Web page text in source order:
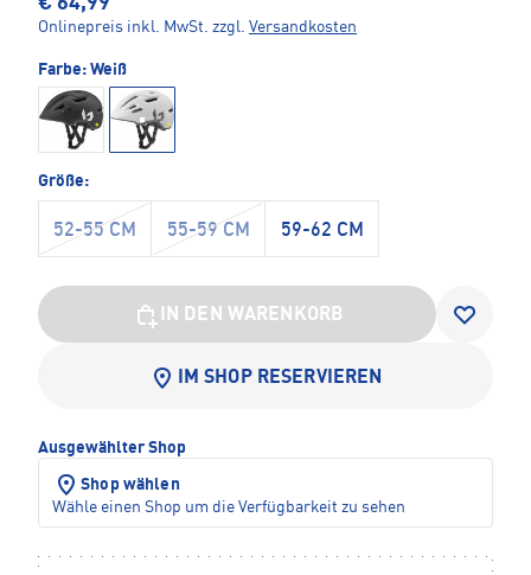
Onlinepreis inkl. MwSt. zzgl. Versandkosten
Farbe: Weiß
Größe:
52-55 CM 55-59 CM 59-62 CM
IN DEN WARENKORB
IM SHOP RESERVIEREN
Ausgewählter Shop
Shop wählen
Wähle einen Shop um die Verfügbarkeit zu sehen